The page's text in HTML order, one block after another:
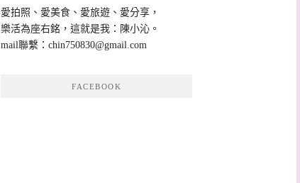
愛拍照、愛美食、愛旅遊、愛分享，
樂活為座右銘，這就是我：陳小沁。
mail聯繫： chin750830@gmail.com
FACEBOOK